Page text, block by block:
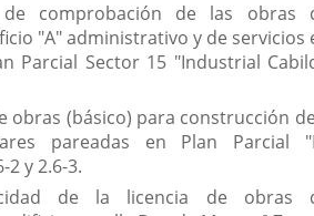
de comprobación de las obras
"A" administrativo y de servicios
Parcial Sector 15 "Industrial
obras (básico) para construcción
pareadas en Plan Parcial
2 y 2.6-3.
de la licencia de obras